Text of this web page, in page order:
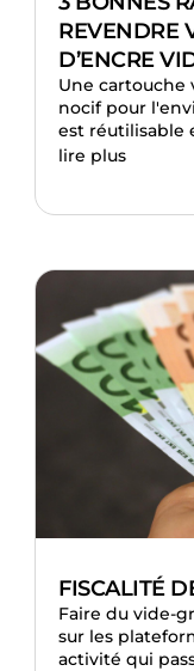
REVENDRE
D’ENCRE
Une
nocif pour
est réutilisable
lire plus
FISCALITÉ
Faire du vide-
sur les
activité qui